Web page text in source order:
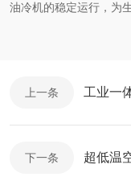
油冷机的稳定运行，为
上一条 工业一
下一条 超低温